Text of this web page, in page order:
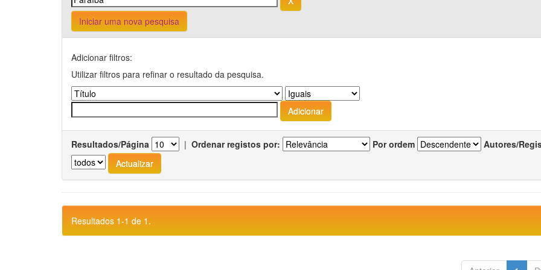
Iniciar uma nova pesquisa
Adicionar filtros:
Utilizar filtros para refinar o resultado da pesquisa.
Resultados/Página | Ordenar registos por: Por ordem Autores/
Resultados 1-1 de 1.